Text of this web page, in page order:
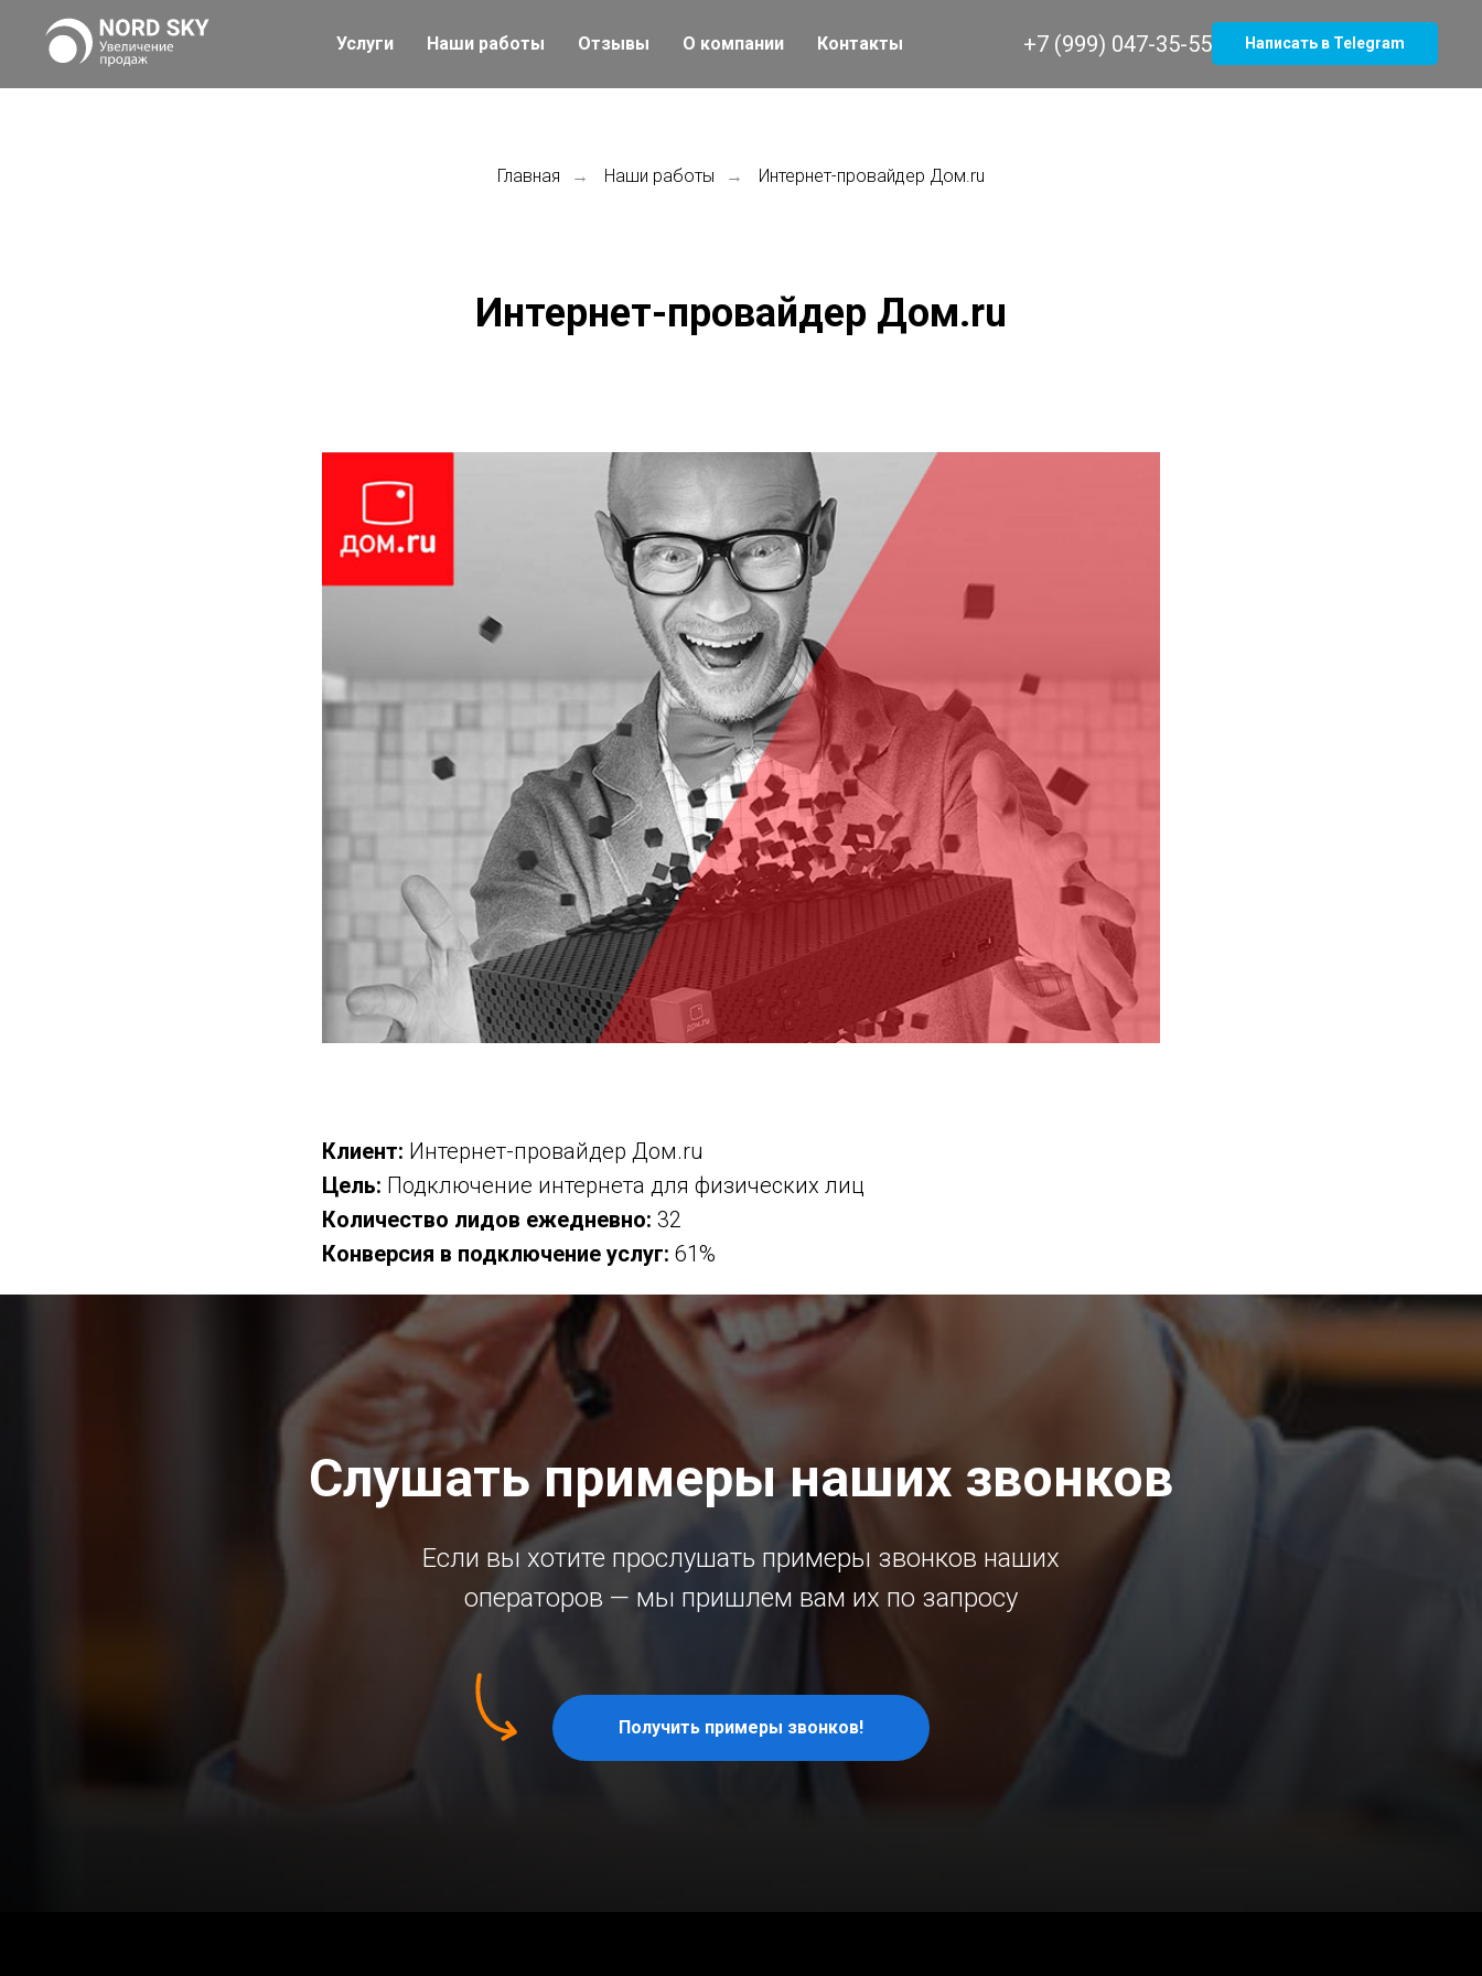
Услуги Наши работы Отзывы О компании Контакты +7 (999) 047-35-55 Написать в Telegram
Главная → Наши работы → Интернет-провайдер Дом.ru
Интернет-провайдер Дом.ru
Клиент: Интернет-провайдер Дом.ru
Цель: Подключение интернета для физических лиц
Количество лидов ежедневно: 32
Конверсия в подключение услуг: 61%
Слушать примеры наших звонков
Если вы хотите прослушать примеры звонков наших
операторов — мы пришлем вам их по запросу
Получить примеры звонков!